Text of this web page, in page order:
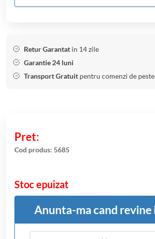
Retur Garantat in 14 zile
Garantie 24 luni
Transport Gratuit pentru comenzi de
Cod produs: 5685
Stoc epuizat
Anunta-ma cand revine